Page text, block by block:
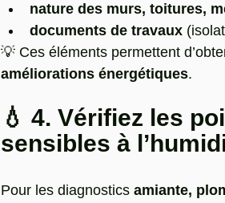
nature des murs, toitures,
documents de travaux
💡 Ces éléments permettent
améliorations énergétiques.
💧 4. Vérifiez les
sensibles à
Pour les diagnostics amiante,